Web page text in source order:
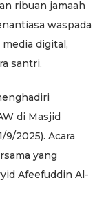
ribuan jamaah
waspada
digital,
santri.
di Masjid
9/2025). Acara
yang
Afeefuddin Al-